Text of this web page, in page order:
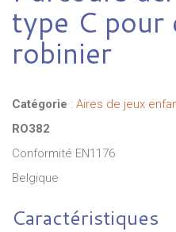
type C pour
robinier
Catégorie : Aires de jeux
RO382
Conformité EN1176
Belgique
Caractéristiques